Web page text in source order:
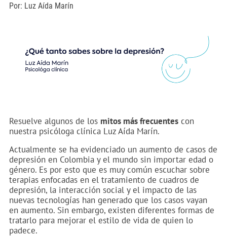
Por: Luz Aída Marín
Resuelve algunos de los mitos más frecuentescon
nuestra psicóloga clínica Luz Aída Marín.
Actualmente se ha evidenciado un aumento de casos de
depresión en Colombia y el mundo sin importar edad o
género. Es por esto que es muy común escuchar sobre
terapias enfocadas en el tratamiento de cuadros de
depresión, la interacción social y el impacto de las
nuevas tecnologías han generado que los casos vayan
en aumento. Sin embargo, existen diferentes formas de
tratarlo para mejorar el estilo de vida de quien lo
padece.